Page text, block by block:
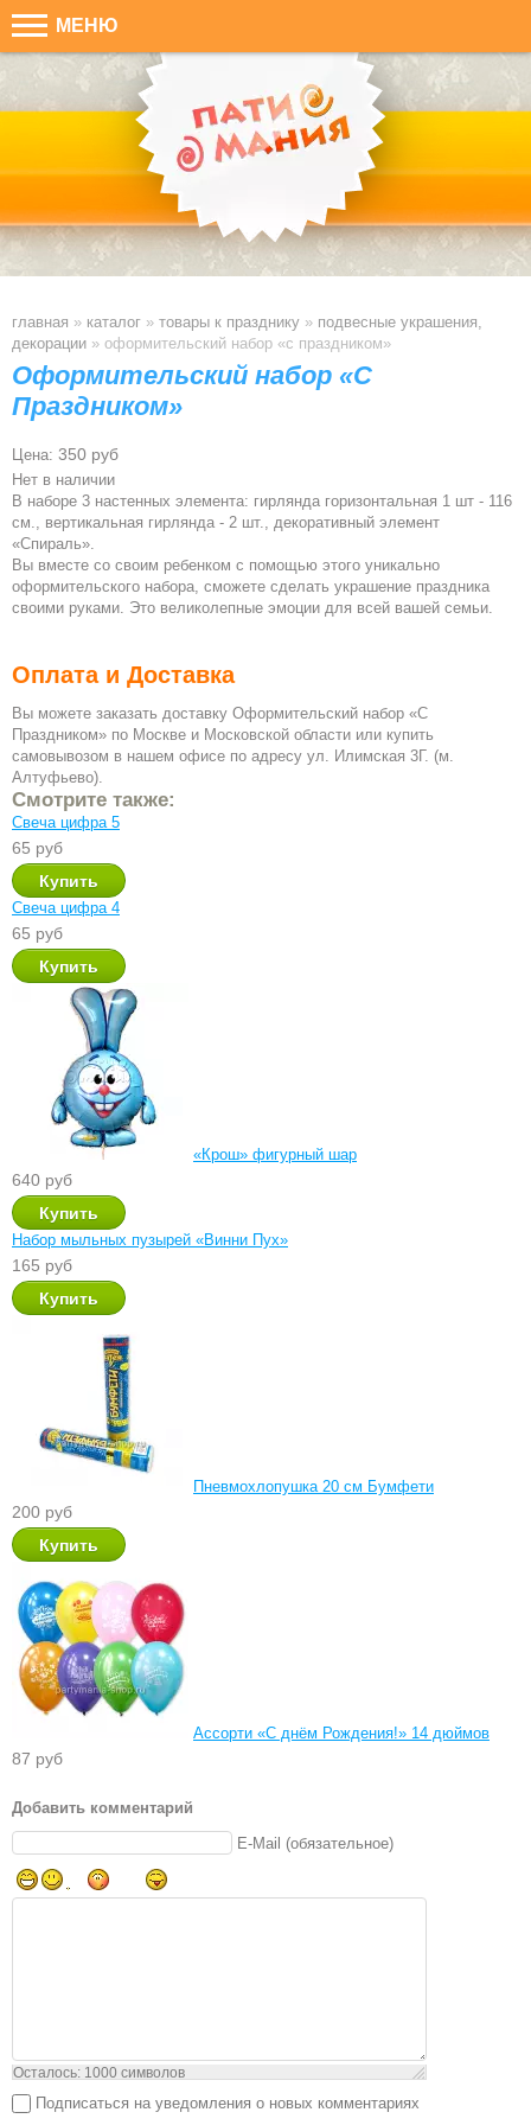
МЕНЮ
главная » каталог » товары к празднику » подвесные украшения,
декорации » оформительский набор «с праздником»
Оформительский набор «С
Праздником»
Цена: 350 руб
Нет в наличии
В наборе 3 настенных элемента: гирлянда горизонтальная 1 шт - 116
см., вертикальная гирлянда - 2 шт., декоративный элемент
«Спираль».
Вы вместе со своим ребенком с помощью этого уникально
оформительского набора, сможете сделать украшение праздника
своими руками. Это великолепные эмоции для всей вашей семьи.
Оплата и Доставка
Вы можете заказать доставку Оформительский набор «С
Праздником» по Москве и Московской области или купить
самовывозом в нашем офисе по адресу ул. Илимская 3Г. (м.
Алтуфьево).
Смотрите также:
Свеча цифра 5
65 руб
Свеча цифра 4
65 руб
«Крош» фигурный шар
640 руб
Набор мыльных пузырей «Винни Пух»
165 руб
Пневмохлопушка 20 см Бумфети
200 руб
Ассорти «С днём Рождения!» 14 дюймов
87 руб
Добавить комментарий
E-Mail (обязательное)
Осталось: 1000 символов
Подписаться на уведомления о новых комментариях